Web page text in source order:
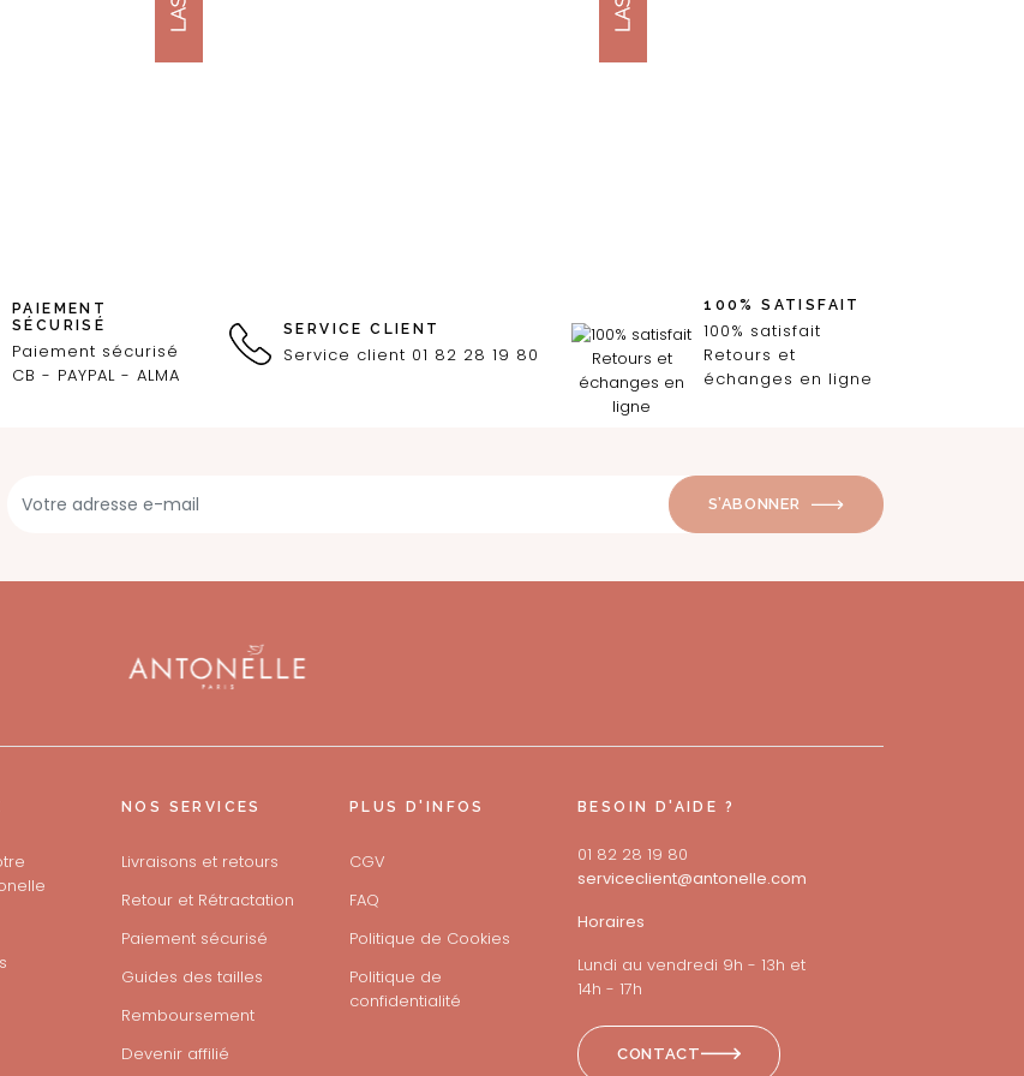
PAIEMENT
SÉCURISÉ
Paiement sécurisé
CB - PAYPAL - ALMA
SERVICE CLIENT
Service client 01 82 28 19 80
100% SATISFAIT
100% satisfait
Retours et
échanges en ligne
S’ABONNER
BESOIN D'AIDE ?
01 82 28 19 80
serviceclient@antonelle.com
Horaires
Lundi au vendredi 9h - 13h et
14h - 17h
CONTACT
NOS SERVICES
Livraisons et retours
Retour et Rétractation
Paiement sécurisé
Guides des tailles
Remboursement
Devenir affilié
PLUS D'INFOS
CGV
FAQ
Politique de Cookies
Politique de
confidentialité